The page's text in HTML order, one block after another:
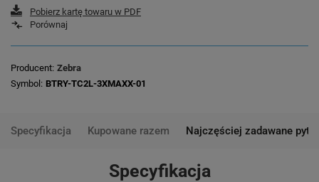
Pobierz kartę towaru w PDF
Porównaj
Producent Zebra
Symbol BTRY-TC2L-3XMAXX-01
Specyfikacja Kupowane razem Najczęściej zadawane
Specyfikacja